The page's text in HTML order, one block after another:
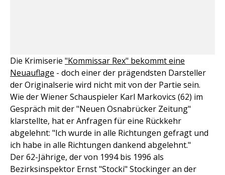
Die Krimiserie "Kommissar Rex" bekommt eine
Neuauflage - doch einer der prägendsten Darsteller
der Originalserie wird nicht mit von der Partie sein.
Wie der Wiener Schauspieler Karl Markovics (62) im
Gespräch mit der "Neuen Osnabrücker Zeitung"
klarstellte, hat er Anfragen für eine Rückkehr
abgelehnt: "Ich wurde in alle Richtungen gefragt und
ich habe in alle Richtungen dankend abgelehnt."
Der 62-Jährige, der von 1994 bis 1996 als
Bezirksinspektor Ernst "Stocki" Stockinger an der